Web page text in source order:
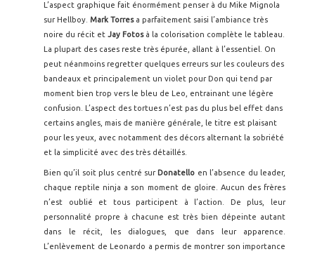
L’aspect graphique fait énormément penser à du Mike Mignola
sur Hellboy. Mark Torresa parfaitement saisi l’ambiance très
noire du récit et Jay Fotosà la colorisation complète le tableau.
La plupart des cases reste très épurée, allant à l’essentiel. On
peut néanmoins regretter quelques erreurs sur les couleurs des
bandeaux et principalement un violet pour Don qui tend par
moment bien trop vers le bleu de Leo, entrainant une légère
confusion. L’aspect des tortues n’est pas du plus bel effet dans
certains angles, mais de manière générale, le titre est plaisant
pour les yeux, avec notamment des décors alternant la sobriété
et la simplicité avec des très détaillés.
Bien qu’il soit plus centré surDonatello en l’absence du leader,
chaque reptile ninja a son moment de gloire. Aucun des frères
n’est oublié et tous participent à l’action. De plus, leur
personnalité propre à chacune est très bien dépeinte autant
dans le récit, les dialogues, que dans leur apparence.
L’enlèvement de Leonardo a permis de montrer son importance